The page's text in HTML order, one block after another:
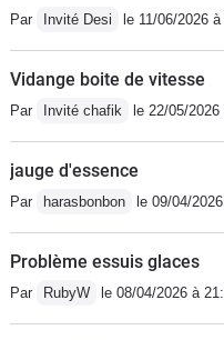
Par Invité Desi le 11/06/2026
Vidange boite de vitesse
Par Invité chafik le 22/05/
jauge d'essence
Par harasbonbon le 09/04/
Problème essuis glaces
Par RubyW le 08/04/2026 à